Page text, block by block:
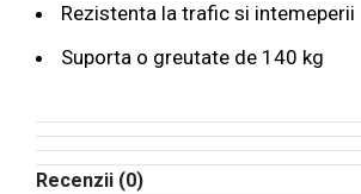
Rezistenta la trafic si intemeperii
Suporta o greutate de 140 kg
Recenzii (0)